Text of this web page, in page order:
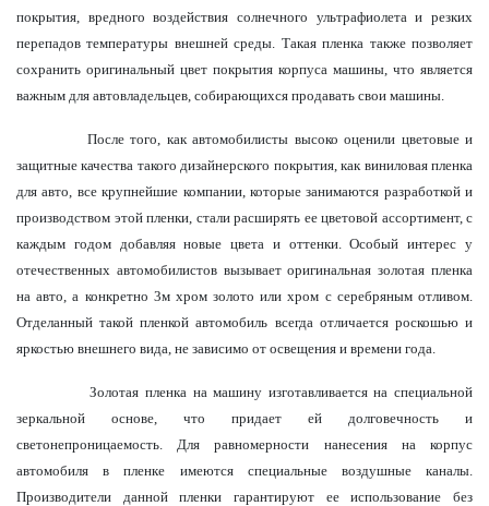
покрытия, вредного воздействия солнечного ультрафиолета и резких
перепадов температуры внешней среды. Такая пленка также позволяет
сохранить оригинальный цвет покрытия корпуса машины, что является
важным для автовладельцев, собирающихся продавать свои машины.
После того, как автомобилисты высоко оценили цветовые и
защитные качества такого дизайнерского покрытия, как виниловая пленка
для авто, все крупнейшие компании, которые занимаются разработкой и
производством этой пленки, стали расширять ее цветовой ассортимент, с
каждым годом добавляя новые цвета и оттенки. Особый интерес у
отечественных автомобилистов вызывает оригинальная золотая пленка
на авто, а конкретно 3м хром золото или хром с серебряным отливом.
Отделанный такой пленкой автомобиль всегда отличается роскошью и
яркостью внешнего вида, не зависимо от освещения и времени года.
Золотая пленка на машину изготавливается на специальной
зеркальной основе, что придает ей долговечность и
светонепроницаемость. Для равномерности нанесения на корпус
автомобиля в пленке имеются специальные воздушные каналы.
Производители данной пленки гарантируют ее использование без